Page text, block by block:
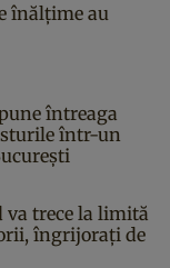
înălțime au
întreaga
într-un
va trece la limită
îngrijorați de